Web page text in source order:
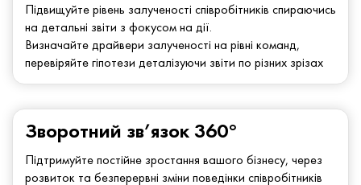
Підвищуйте рівень залученості співробітників спираючись
на детальні звіти з фокусом на дії.
Визначайте драйвери залученості на рівні команд,
перевіряйте гіпотези деталізуючи звіти по різних зрізах
Зворотний зв’язок 360°
Підтримуйте постійне зростання вашого бізнесу, через
розвиток та безперервні зміни поведінки співробітників